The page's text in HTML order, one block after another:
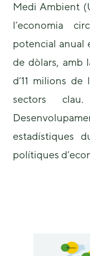
Medi Ambient
l’economia
potencial anual
de dòlars, amb
d’11 milions
sectors
estadístiques
polítiques